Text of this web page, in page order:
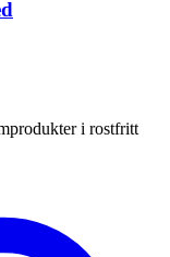
i rostfritt